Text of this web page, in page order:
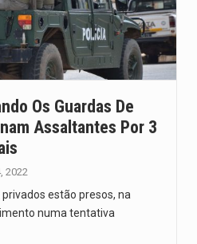
Segundo as autoridades canadianas, mais de 200 incêndios florestais continuam…
De acordo com as autoridades de saúde da Faixa de…
Cover photo suggestion (in English): A police officer outside a…
Os Guardas De
Assaltantes Por 3
2022
estão presos, na
numa tentativa